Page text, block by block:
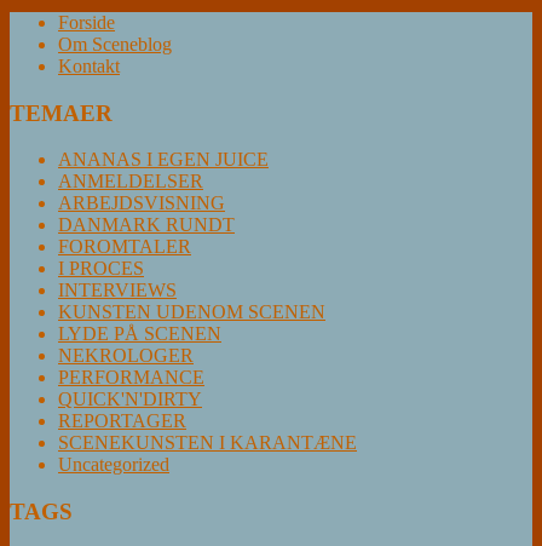
Forside
Om Sceneblog
Kontakt
TEMAER
ANANAS I EGEN JUICE
ANMELDELSER
ARBEJDSVISNING
DANMARK RUNDT
FOROMTALER
I PROCES
INTERVIEWS
KUNSTEN UDENOM SCENEN
LYDE PÅ SCENEN
NEKROLOGER
PERFORMANCE
QUICK'N'DIRTY
REPORTAGER
SCENEKUNSTEN I KARANTÆNE
Uncategorized
TAGS